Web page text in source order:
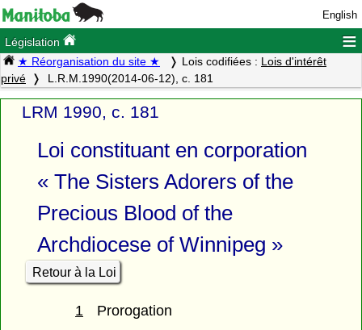
English
Législation ≡
★ Réorganisation du site ★ Lois codifiées : Lois d'intérêt
privé
L.R.M.1990(2014-06-12), c. 181
LRM 1990, c. 181
Loi constituant en corporation
« The Sisters Adorers of the
Precious Blood of the
Archdiocese of Winnipeg »
Retour à la Loi
1
Prorogation